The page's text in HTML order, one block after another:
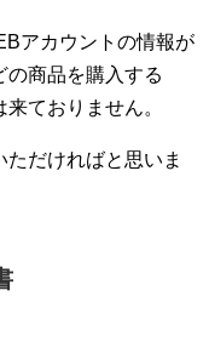
アカウントの情報が
の商品を購入する
ておりません。
だければと思いま